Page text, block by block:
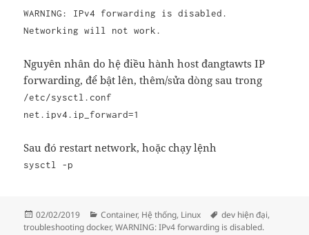
WARNING: IPv4 forwarding is disabled.
Networking will not work.
Nguyên nhân do hệ điều hành host đangtawts IP
forwarding, để bật lên, thêm/sửa dòng sau trong
/etc/sysctl.conf
net.ipv4.ip_forward=1
Sau đó restart network, hoặc chạy lệnh
sysctl -p
Đăng
vào
02/02/2019
Danh
mục
Container, Hệ thống, Linux Thẻ
dev hiện đại,
troubleshooting docker,WARNING: IPv4 forwarding is disabled.